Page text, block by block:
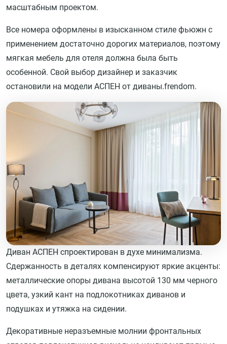
масштабным проектом.
Все номера оформлены в изысканном стиле фьюжн с
применением достаточно дорогих материалов, поэтому
мягкая мебель для отеля должна была быть
особенной. Свой выбор дизайнер и заказчик
остановили на модели АСПЕН от диваны.frendom.
Диван АСПЕН спроектирован в духе минимализма.
Сдержанность в деталях компенсируют яркие акценты:
металлические опоры дивана высотой 130 мм черного
цвета, узкий кант на подлокотниках диванов и
подушках и утяжка на сидении.
Декоративные неразъемные молнии фронтальных